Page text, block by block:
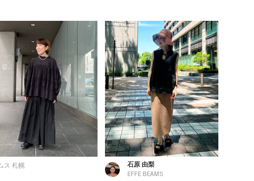
ス 札幌 石原 由梨
EFFE BEAMS